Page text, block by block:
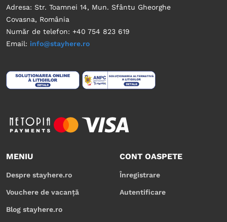
Adresa: Str. Toamnei 14, Mun. Sfântu Gheorghe
Covasna, România
Număr de telefon: +40 754 823 619
Email: info@stayhere.ro
MENIU
Despre stayhere.ro
Vouchere de vacanță
Blog stayhere.ro
CONT OASPETE
Înregistrare
Autentificare